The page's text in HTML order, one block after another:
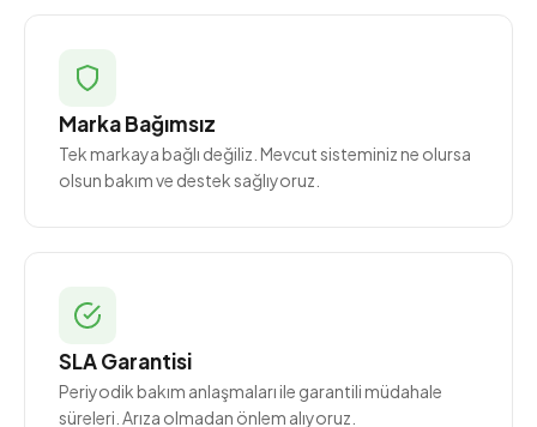
Marka Bağımsız
Tek markaya bağlı değiliz. Mevcut sisteminiz ne olursa
olsun bakım ve destek sağlıyoruz.
SLA Garantisi
Periyodik bakım anlaşmaları ile garantili müdahale
süreleri. Arıza olmadan önlem alıyoruz.